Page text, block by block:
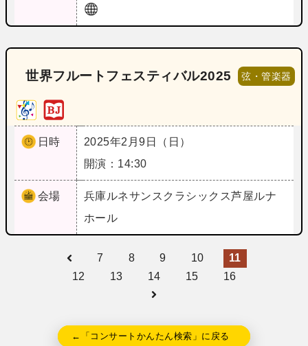
世界フルートフェスティバル2025 弦・管楽器
日時
2025年2月9日（日）
開演：14:30
会場 兵庫ルネサンスクラシックス芦屋ルナ
ホール
7 8 9 10
11
12
13 14 15 16
←「コンサートかんたん検索」に戻る